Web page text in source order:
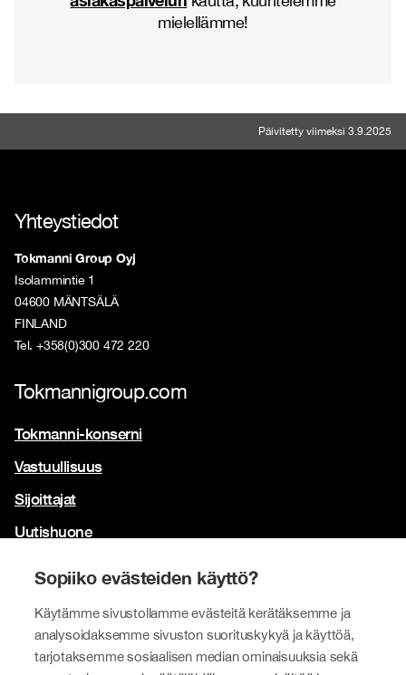
Sopiiko evästeiden käyttö?
Käytämme sivustollamme evästeitä kerätäksemme ja
analysoidaksemme sivuston suorituskykyä ja käyttöä,
tarjotaksemme sosiaalisen median ominaisuuksia sekä
mielellämme!
Päivitetty viimeksi 3.9.2025
Yhteystiedot
Tokmanni Group Oyj
Isolammintie 1
04600 MÄNTSÄLÄ
FINLAND
Tel. +358(0)300 472 220
Tokmannigroup.com
Tokmanni-konserni
Vastuullisuus
Sijoittajat
Uutishuone
Brändimme
Tokmanni
SPAR Suomi